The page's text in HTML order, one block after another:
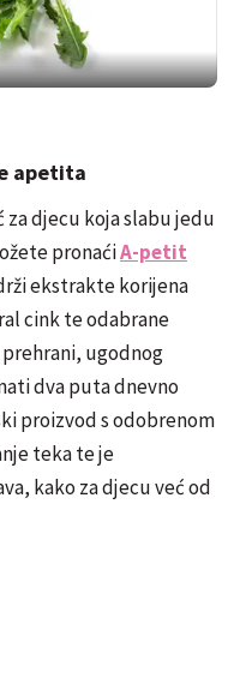
apetita
za djecu koja slabu jedu
pronaćiA-petit
ekstrakte korijena
cink te odabrane
ugodnog
dva puta dnevno
proizvod s odobrenom
teka te je
kako za djecu već od